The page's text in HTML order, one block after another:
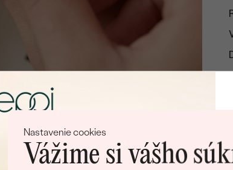
Nastavenie cookies
Vážime si vášho